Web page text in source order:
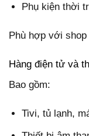
Phụ kiện thời
Phù hợp với
Hàng điện tử và
Bao gồm:
Tivi, tủ lạnh,